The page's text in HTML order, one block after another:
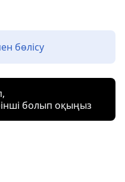
бөлісу
болып оқыңыз